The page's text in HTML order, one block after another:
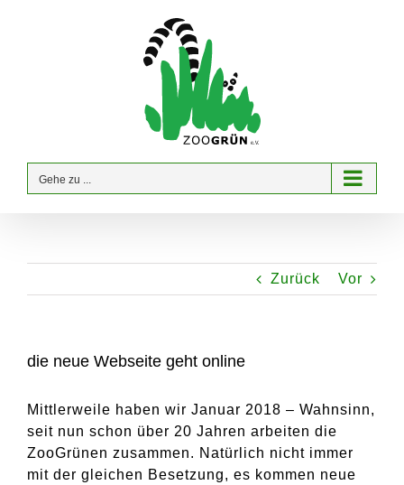
Gehe zu ...
Zurück Vor
die neue Webseite geht online
Mittlerweile haben wir Januar 2018 – Wahnsinn,
seit nun schon über 20 Jahren arbeiten die
ZooGrünen zusammen. Natürlich nicht immer
mit der gleichen Besetzung, es kommen neue